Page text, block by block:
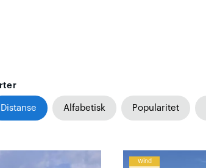
Distanse Alfabetisk Popularitet
Wind